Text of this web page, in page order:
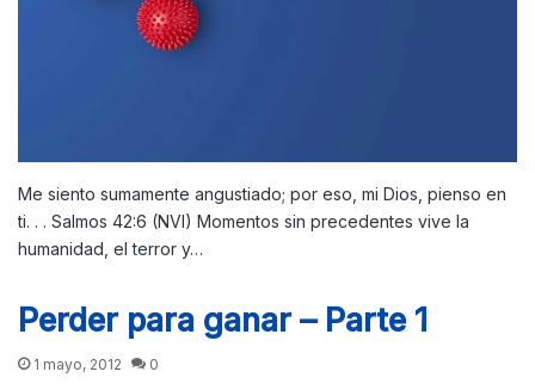
Me siento sumamente angustiado; por eso, mi Dios, pienso en
ti. . . Salmos 42:6 (NVI) Momentos sin precedentes vive la
humanidad, el terror y…
Perder para ganar – Parte 1
1 mayo, 2012 0